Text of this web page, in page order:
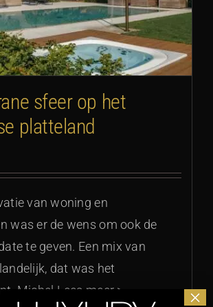
sfeer op het
platteland
van woning en
was er de wens om ook de
te geven. Een mix van
dat was het
Michel Lees meer >